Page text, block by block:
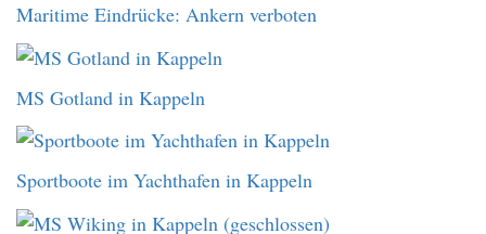
Maritime Eindrücke: Ankern verboten
MS Gotland in Kappeln
Sportboote im Yachthafen in Kappeln